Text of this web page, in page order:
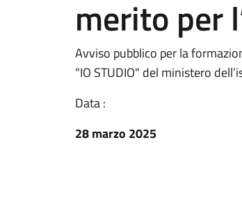
merito per
Avviso pubblico per la
"IO STUDIO" del ministero
Data :
28 marzo 2025